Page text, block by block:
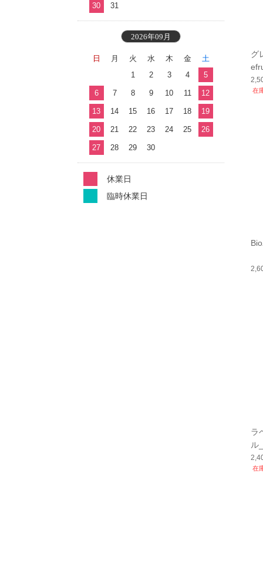
グ
在
ラ
ル
在
30 31
2026年09月
日 月 火 水 木 金
土
1
2 3 4 5
6 7 8 9 10 11 12
13 14 15 16 17 18 19
20 21 22 23 24 25 26
27 28 29 30
休業日
臨時休業日